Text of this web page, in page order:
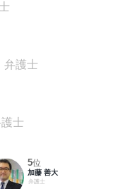
弁護士
士
5位
加藤 善大
弁護士